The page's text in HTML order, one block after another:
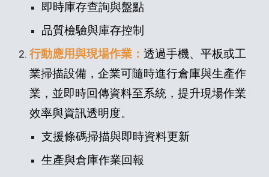
即時庫存查詢與盤點
品質檢驗與庫存控制
行動應用與現場作業：透過手機、平板或工
業掃描設備，企業可隨時進行倉庫與生產作
業，並即時回傳資料至系統，提升現場作業
效率與資訊透明度。
支援條碼掃描與即時資料更新
生產與倉庫作業回報